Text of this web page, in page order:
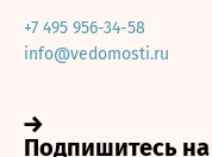
+7 495 956-34-58
info@vedomosti.ru